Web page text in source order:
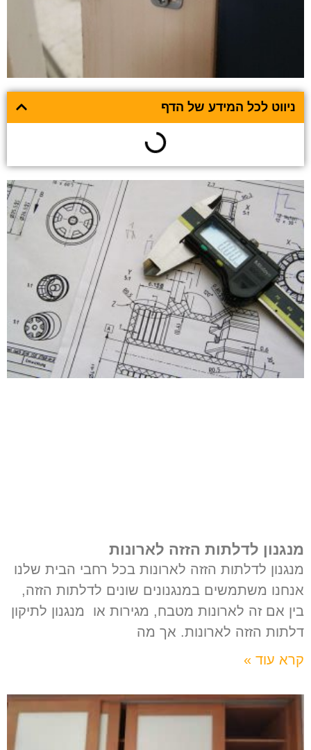
ניווט לכל המידע של הדף
מנגנון לדלתות הזזה לארונות
מנגנון לדלתות הזזה לארונות בכל רחבי הבית שלנו
אנחנו משתמשים במנגנונים שונים לדלתות הזזה,
בין אם זה לארונות מטבח, מגירות או מנגנון לתיקון
דלתות הזזה לארונות. אך מה
קרא עוד »